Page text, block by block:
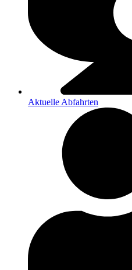
Aktuelle Abfahrten